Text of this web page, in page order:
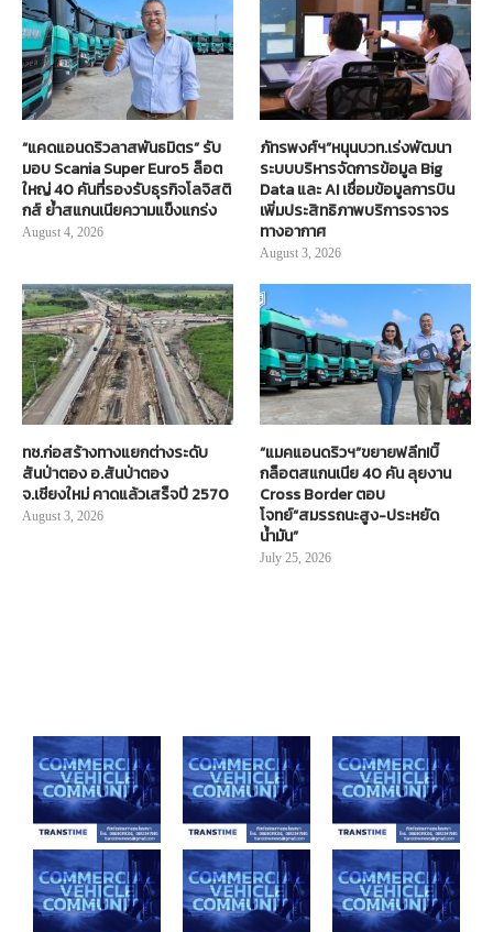
“แคดแอนดริวลาสพันธมิตร” รับ
มอบ Scania Super Euro5 ล็อต
ใหญ่ 40 คันที่รองรับธุรกิจโลจิสติ
กส์ ย้ำสแกนเนียความแข็งแกร่ง
August 4, 2026
ภัทรพงศ์ฯ”หนุนบวท.เร่งพัฒนา
ระบบบริหารจัดการข้อมูล Big
Data และ AI เชื่อมข้อมูลการบิน
เพิ่มประสิทธิภาพบริการจราจร
ทางอากาศ
August 3, 2026
ทช.ก่อสร้างทางแยกต่างระดับ
สันป่าตอง อ.สันป่าตอง
จ.เชียงใหม่ คาดแล้วเสร็จปี 2570
August 3, 2026
“แมคแอนดริวฯ”ขยายฟลีท!บิ๊
กล็อตสแกนเนีย 40 คัน ลุยงาน
Cross Border ตอบ
โจทย์“สมรรถนะสูง-ประหยัด
น้ำมัน”
July 25, 2026